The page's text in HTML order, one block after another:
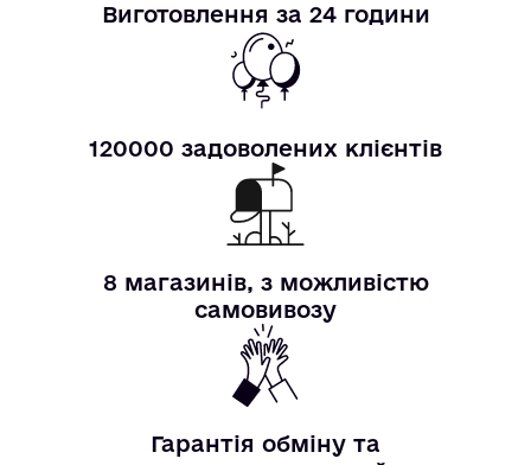
Виготовлення за 24 години
120000 задоволених клієнтів
8 магазинів, з можливістю
самовивозу
Гарантія обміну та